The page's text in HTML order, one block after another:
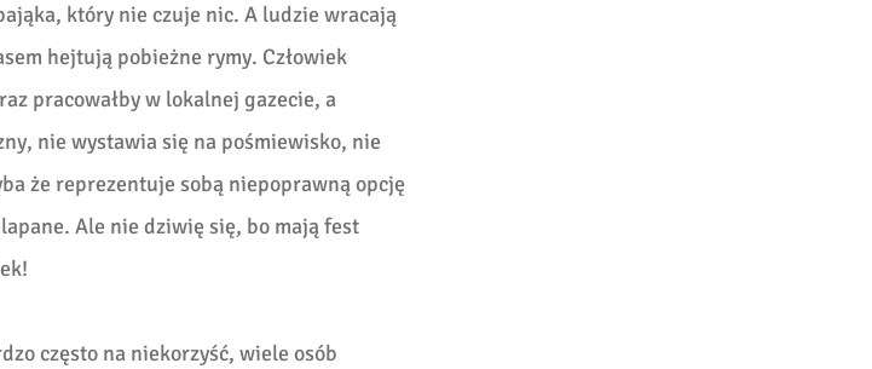
który nie czuje nic. A ludzie wracają
hejtują pobieżne rymy. Człowiek
pracowałby w lokalnej gazecie, a
nie wystawia się na pośmiewisko, nie
że reprezentuje sobą niepoprawną opcję
Ale nie dziwię się, bo mają fest
często na niekorzyść, wiele osób